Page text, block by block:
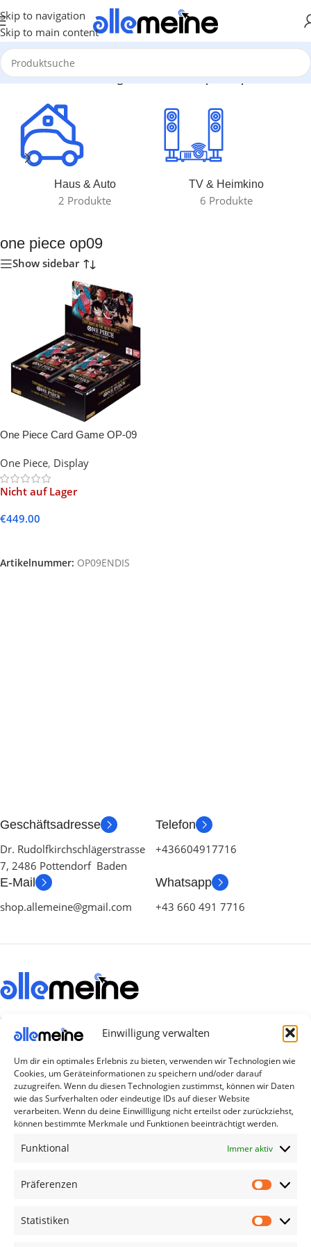
Einwilligung verwalten
Um dir ein optimales Erlebnis zu bieten, verwenden wir Technologien wie
Cookies, um Geräteinformationen zu speichern und/oder darauf
zuzugreifen. Wenn du diesen Technologien zustimmst, können wir Daten
wie das Surfverhalten oder eindeutige IDs auf dieser Website
verarbeiten. Wenn du deine Einwillligung nicht erteilst oder zurückziehst,
können bestimmte Merkmale und Funktionen beeinträchtigt werden.
Funktional Immer aktiv
Präferenzen
Statistiken
Skip to navigation
Skip to main content
Start/Produkte verschlagwortet mit „one piece op09“
Haus & Auto
2 Produkte
TV & Heimkino
6 Produkte
one piece op09
Show sidebar
One Piece Card Game OP-09
Booster Display (English)
One Piece, Display
Nicht auf Lager
€449.00
Artikelnummer: OP09ENDIS
Geschäftsadresse
Dr. Rudolfkirchschlägerstrasse
7, 2486 Pottendorf Baden
Telefon
+436604917716
E-Mail
shop.allemeine@gmail.com
Whatsapp
+43 660 491 7716
Die Produkte, die Sie wünschen, aber nicht
erreichen können, sind gleichzeitig mit der
Abonnieren Sie uns
Kategorien
TV Zubehör
Airpod Zubehör